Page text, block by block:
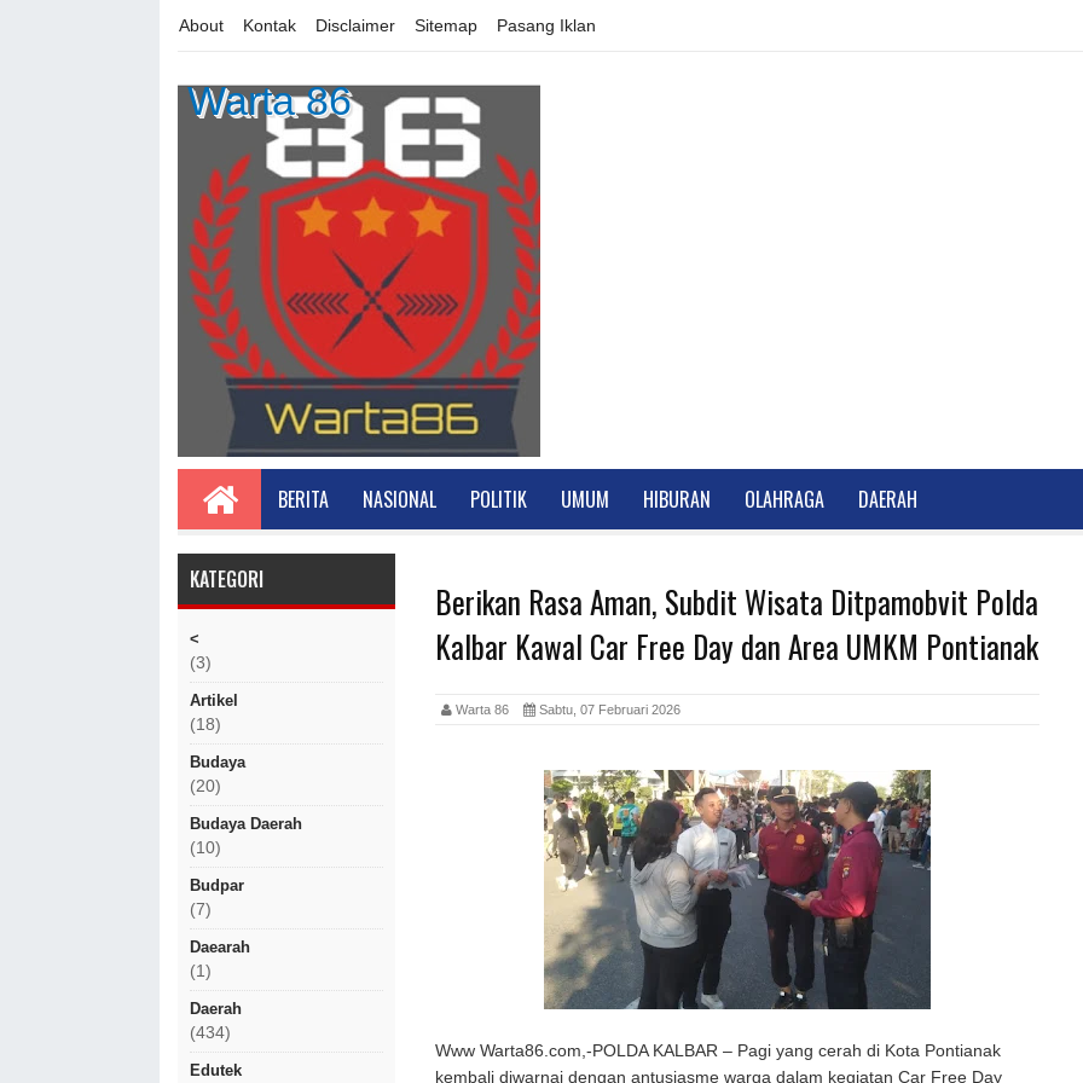
About Kontak Disclaimer Sitemap Pasang Iklan
Warta 86
BERITA NASIONAL POLITIK UMUM HIBURAN OLAHRAGA DAERAH
KATEGORI
<
(3)
Artikel
(18)
Budaya
(20)
Budaya Daerah
(10)
Budpar
(7)
Daearah
(1)
Daerah
(434)
Edutek
Berikan Rasa Aman, Subdit Wisata Ditpamobvit Polda
Kalbar Kawal Car Free Day dan Area UMKM Pontianak
Warta 86 Sabtu, 07 Februari 2026
Www Warta86.com,-POLDA KALBAR – Pagi yang cerah di Kota Pontianak
kembali diwarnai dengan antusiasme warga dalam kegiatan Car Free Day